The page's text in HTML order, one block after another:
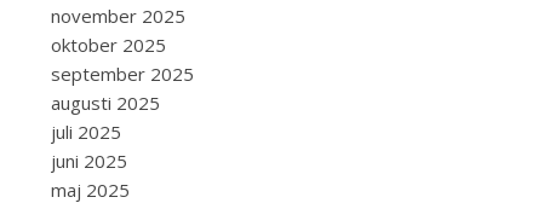
november 2025
oktober 2025
september 2025
augusti 2025
juli 2025
juni 2025
maj 2025